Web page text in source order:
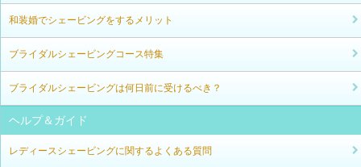
和装婚でシェービングをするメリット
ブライダルシェービングコース特集
ブライダルシェービングは何日前に受けるべき？
ヘルプ＆ガイド
レディースシェービングに関するよくある質問